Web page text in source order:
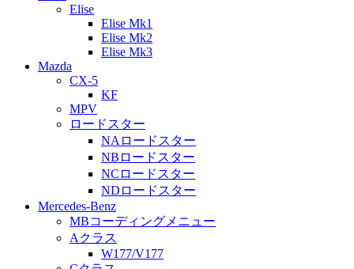
Elise
Elise Mk1
Elise Mk2
Elise Mk3
Mazda
CX-5
KF
MPV
ロードスター
NAロードスター
NBロードスター
NCロードスター
NDロードスター
Mercedes-Benz
MBコーディングメニュー
Aクラス
W177/V177